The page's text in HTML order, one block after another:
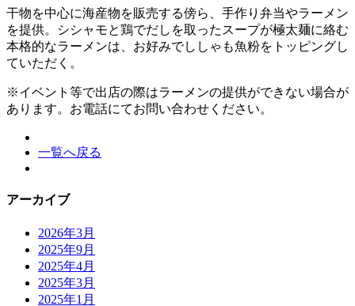
干物を中心に海産物を販売する傍ら、手作り弁当やラーメン
を提供。シシャモと鶏でだしを取ったスープが極太麺に絡む
本格的なラーメンは、お好みでししゃも魚粉をトッピングし
ていただく。
※イベント等で出店の際はラーメンの提供ができない場合が
あります。お電話にてお問い合わせください。
一覧へ戻る
アーカイブ
2026年3月
2025年9月
2025年4月
2025年3月
2025年1月